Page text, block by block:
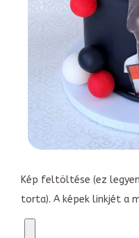
Kép feltöltése (ez
torta). A képek linkjét a